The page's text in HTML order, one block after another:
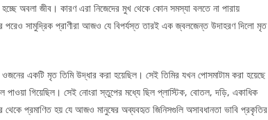
অবলা জীব। কারণ এরা নিজেদের মুখ থেকে কোন সমস্যা বলতে না পারায়
সামুদ্রিক প্রাণীরা আজও যে বিপর্যস্ত তারই এক জ্বলজেন্ত উদাহরণ দিলো মৃত
একটি মৃত তিমি উদ্ধার করা হয়েছিল। সেই তিমির যখন পোসমাটাম করা হয়েছে
গিয়েছিল। সেই নোংরা স্তুপের মধ্যে ছিল প্লাস্টিক, বোতল, দড়ি, একাধিক
প্রমাণিত হয় যে আজও মানুষের অব্যবহৃত জিনিসগুলি অসাবধানতা ভাবি প্রকৃতির